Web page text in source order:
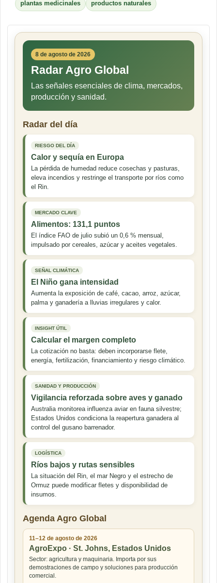
plantas medicinales productos naturales
8 de agosto de 2026
Radar Agro Global
Las señales esenciales de clima, mercados,
producción y sanidad.
Radar del día
RIESGO DEL DÍA
Calor y sequía en Europa
La pérdida de humedad reduce cosechas y pasturas,
eleva incendios y restringe el transporte por ríos como
el Rin.
MERCADO CLAVE
Alimentos: 131,1 puntos
El índice FAO de julio subió un 0,6 % mensual,
impulsado por cereales, azúcar y aceites vegetales.
SEÑAL CLIMÁTICA
El Niño gana intensidad
Aumenta la exposición de café, cacao, arroz, azúcar,
palma y ganadería a lluvias irregulares y calor.
INSIGHT ÚTIL
Calcular el margen completo
La cotización no basta: deben incorporarse flete,
energía, fertilización, financiamiento y riesgo climático.
SANIDAD Y PRODUCCIÓN
Vigilancia reforzada sobre aves y ganado
Australia monitorea influenza aviar en fauna silvestre;
Estados Unidos condiciona la reapertura ganadera al
control del gusano barrenador.
LOGÍSTICA
Ríos bajos y rutas sensibles
La situación del Rin, el mar Negro y el estrecho de
Ormuz puede modificar fletes y disponibilidad de
insumos.
Agenda Agro Global
11–12 de agosto de 2026
AgroExpo · St. Johns, Estados Unidos
Sector: agricultura y maquinaria. Importa por sus
demostraciones de campo y soluciones para producción
comercial.